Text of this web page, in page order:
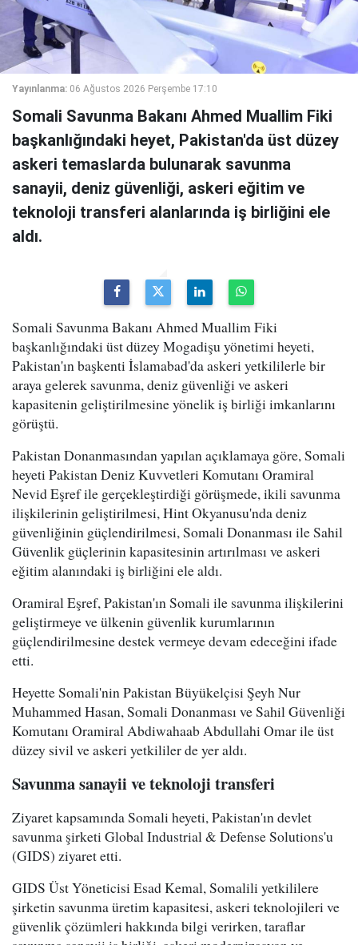
Yayınlanma: 06 Ağustos 2026 Perşembe 17:10
Somali Savunma Bakanı Ahmed Muallim Fiki
başkanlığındaki heyet, Pakistan'da üst düzey
askeri temaslarda bulunarak savunma
sanayii, deniz güvenliği, askeri eğitim ve
teknoloji transferi alanlarında iş birliğini ele
aldı.
Somali Savunma Bakanı Ahmed Muallim Fiki
başkanlığındaki üst düzey Mogadişu yönetimi heyeti,
Pakistan'ın başkenti İslamabad'da askeri yetkililerle bir
araya gelerek savunma, deniz güvenliği ve askeri
kapasitenin geliştirilmesine yönelik iş birliği imkanlarını
görüştü.
Pakistan Donanmasından yapılan açıklamaya göre, Somali
heyeti Pakistan Deniz Kuvvetleri Komutanı Oramiral
Nevid Eşref ile gerçekleştirdiği görüşmede, ikili savunma
ilişkilerinin geliştirilmesi, Hint Okyanusu'nda deniz
güvenliğinin güçlendirilmesi, Somali Donanması ile Sahil
Güvenlik güçlerinin kapasitesinin artırılması ve askeri
eğitim alanındaki iş birliğini ele aldı.
Oramiral Eşref, Pakistan'ın Somali ile savunma ilişkilerini
geliştirmeye ve ülkenin güvenlik kurumlarının
güçlendirilmesine destek vermeye devam edeceğini ifade
etti.
Heyette Somali'nin Pakistan Büyükelçisi Şeyh Nur
Muhammed Hasan, Somali Donanması ve Sahil Güvenliği
Komutanı Oramiral Abdiwahaab Abdullahi Omar ile üst
düzey sivil ve askeri yetkililer de yer aldı.
Savunma sanayii ve teknoloji transferi
Ziyaret kapsamında Somali heyeti, Pakistan'ın devlet
savunma şirketi Global Industrial & Defense Solutions'u
(GIDS) ziyaret etti.
GIDS Üst Yöneticisi Esad Kemal, Somalili yetkililere
şirketin savunma üretim kapasitesi, askeri teknolojileri ve
güvenlik çözümleri hakkında bilgi verirken, taraflar